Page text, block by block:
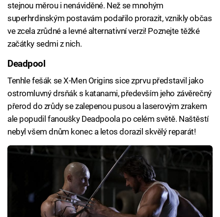
stejnou měrou i nenáviděné. Než se mnohým
superhrdinským postavám podařilo prorazit, vznikly občas
ve zcela zrůdné a levné alternativní verzi! Poznejte těžké
začátky sedmi z nich.
Deadpool
Tenhle fešák se X-Men Origins sice zprvu představil jako
ostromluvný drsňák s katanami, především jeho závěrečný
přerod do zrůdy se zalepenou pusou a laserovým zrakem
ale popudil fanoušky Deadpoola po celém světě. Naštěstí
nebyl všem dnům konec a letos dorazil skvělý reparát!